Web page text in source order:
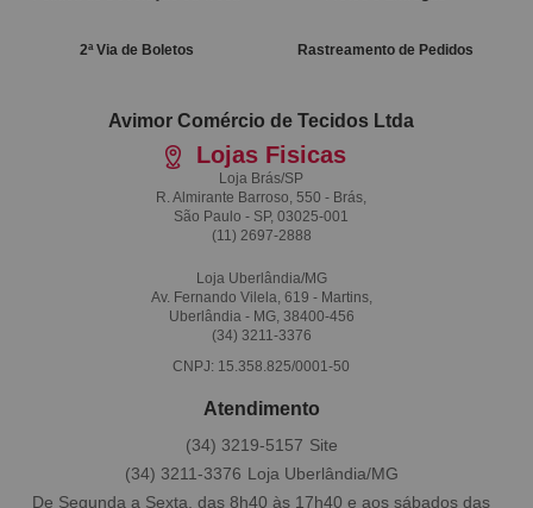
2ª Via de Boletos Rastreamento de Pedidos
Avimor Comércio de Tecidos Ltda
Lojas Fisicas
Loja Brás/SP
R. Almirante Barroso, 550 - Brás,
São Paulo - SP, 03025-001
(11) 2697-2888
Loja Uberlândia/MG
Av. Fernando Vilela, 619 - Martins,
Uberlândia - MG, 38400-456
(34) 3211-3376
CNPJ: 15.358.825/0001-50
Atendimento
(34) 3211-3376
(34) 3219-5157
De Segunda a Sexta, das 8h40 às 17h40 e aos sábados das